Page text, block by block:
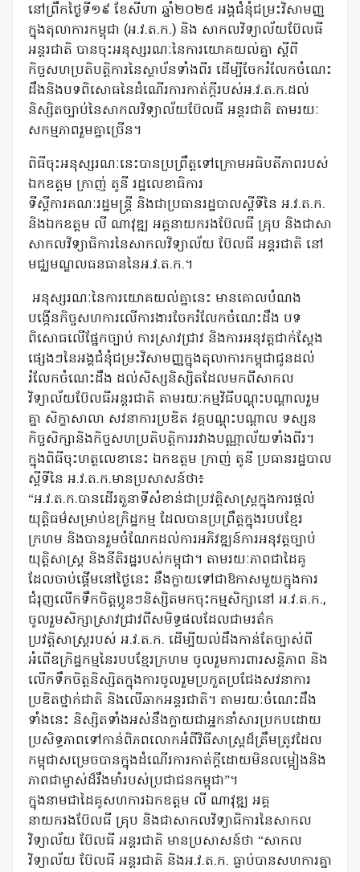
នៅព្រឹកថ្ងៃទី១៩ ខែសីហា ឆ្នាំ២០២៥ អង្គជំនុំជម្រះវិសាមញ្ញ
ក្នុងតុលាការកម្ពុជា (អ.វ.ត.ក.) និង សាកលវិទ្យាល័យប៊ែលធី
អន្តរជាតិ បានចុះអនុស្សរណៈនៃការយោគយល់គ្នា ស្តីពី
កិច្ចសហប្រតិបត្តិការនៃស្ថាប័នទាំងពីរ ដើម្បីចែករំលែកចំណេះ
ដឹងនិងបទពិសោធនៃដំណើរការកាត់ក្តីរបស់​អ.វ.ត.ក.ដល់
និស្សិតច្បាប់នៃសាកលវិទ្យាល័យប៊ែលធី អន្តរជាតិ តាមរយៈ
សកម្មភាពរួមគ្នាច្រើន។
ពិធីចុះអនុស្សរណៈនេះបានប្រព្រឹត្តទៅក្រោមអធិបតីភាពរបស់
ឯកឧត្ដម ក្រាញ់ តូនី រដ្ឋលេខាធិការ
ទីស្តីការគណៈរដ្ឋមន្រ្តី និងជាប្រធានរដ្ឋបាលស្តីទីនៃ អ.វ.ត.ក.
និងឯកឧត្តម លី ណាវុឌ្ឍ អគ្គនាយករងប៊ែលធី គ្រុប និងជាសា
សាកលវិទ្យាធិការនៃសាកលវិទ្យាល័យ ប៊ែលធី អន្តរជាតិ នៅ
មជ្ឈមណ្ឌលធនធាននៃអ.វ.ត.ក.។
​​​​ អនុស្សរណៈនៃការយោគយល់គ្នានេះ មានគោលបំណង
បង្កើនកិច្ចសហការលើការងារចែករំលែកចំណេះដឹង បទ
ពិសោធលើផ្នែកច្បាប់ ការស្រាវជ្រាវ និងការអនុវត្តជាក់ស្តែង
ផ្សេងៗនៃអង្គជំនុំជម្រះវិសាមញ្ញក្នុងតុលាការកម្ពុជាជូនដល់
រំលែកចំណេះដឹង ដល់សិស្សនិស្សិតដែលមកពីសាកល
វិទ្យាល័យប៊ែលធីអន្តរជាតិ តាមរយៈកម្មវិធីបណ្ដុះបណ្ដាលរួម
គ្នា សិក្ខាសាលា សវនាការប្រឌិត វគ្គបណ្តុះបណ្តាល ទស្សន
កិច្ចសិក្សានិងកិច្ចសហប្រតិបត្តិការរវាងបណ្ណាល័យទាំងពីរ។
ក្នុងពិធីចុះហត្ថលេខានេះ ឯកឧត្តម ក្រាញ់ តូនី ប្រធានរដ្ឋបាល
ស្តីទីនៃ អ.វ.ត.ក.មានប្រសាសន៍ថា៖
“អ.វ.ត.ក.បានដើរតួនាទីសំខាន់ជាប្រវត្តិសាស្ត្រក្នុងការផ្តល់
យុត្តិធម៌សម្រាប់ឧក្រិដ្ឋកម្ម ដែលបានប្រព្រឹត្តក្នុងរបបខ្មែរ
ក្រហម និងបានរួមចំណែកដល់ការអភិវឌ្ឍន៍ការអនុវត្តច្បាប់
យុត្តិសាស្រ្ត និងនីតិរដ្ឋរបស់កម្ពុជា។ តាមរយៈភាពជាដៃគូ
ដែលចាប់ផ្តើមនៅថ្ងៃនេះ នឹងក្លាយទៅជាឱកាសមួយក្នុងការ
ជំរុញលើកទឹកចិត្តប្អូនៗនិស្សិតមកចុះកម្មសិក្សានៅ អ.វ.ត.ក.,
ចូលរួមសិក្សាស្រាវជ្រាវពីសមិទ្ធផលដែលជាមរត៌ក
ប្រវត្តិសាស្ត្ររបស់ អ.វ.ត.ក. ដើម្បីយល់ដឹងកាន់តែច្បាស់ពី
អំពើឧក្រិដ្ឋកម្មនៃរបបខ្មែរក្រហម ចូលរួមការពារសន្តិភាព និង
លើកទឹកចិត្តនិស្សិតក្នុងការចូលរួមប្រកួតប្រជែងសវនាការ
ប្រឌិតថ្នាក់ជាតិ និងលើឆាកអន្តរជាតិ។ តាមរយៈចំណេះដឹង
ទាំងនេះ និស្សិតទាំងអស់នឹងក្លាយជាអ្នកនាំសារប្រកបដោយ
ប្រសិទ្ធភាពទៅកាន់ពិភពលោកអំពីវិធីសាស្រ្តដ៏ត្រឹមត្រូវដែល
កម្ពុជាសម្រេចបានក្នុងដំណើរការកាត់ក្តីដោយមិនលម្អៀងនិង
ភាពជាម្ចាស់ដ៏រឹងមាំរបស់ប្រជាជនកម្ពុជា”។
ក្នុងនាមជាដៃគូសហការឯកឧត្តម លី ណាវុឌ្ឍ អគ្គ
នាយករងប៊ែលធី គ្រុប និងជាសាកលវិទ្យាធិការនៃសាកល
វិទ្យាល័យ ប៊ែលធី អន្តរជាតិ មានប្រសាសន៍ថា “សាកល
វិទ្យាល័យ ប៊ែលធី អន្តរជាតិ និងអ.វ.ត.ក. ធ្លាប់បានសហការគ្នា